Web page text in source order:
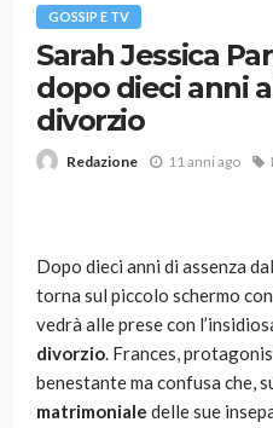
GOSSIP E TV
Sarah Jessica
dopo dieci anni
divorzio
Redazione 11 anni ago
Dopo dieci anni di assenza
torna sul piccolo schermo con
vedrà alle prese con
divorzio. Frances,
benestante ma confusa che,
matrimoniale delle sue